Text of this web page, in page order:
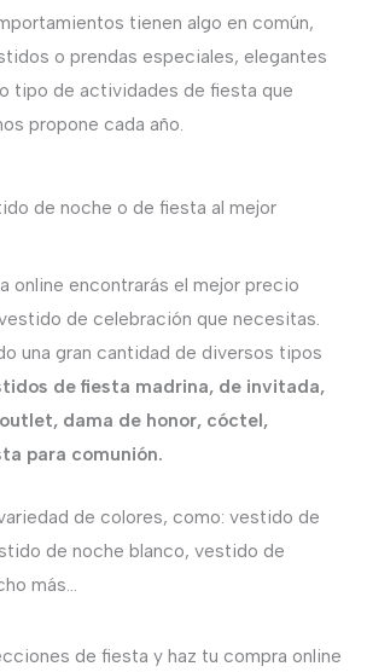
tienen algo en común,
o prendas especiales, elegantes
tipo de actividades de fiesta que
propone cada año.
de noche o de fiesta al mejor
online encontrarás el mejor precio
de celebración que necesitas.
una gran cantidad de diversos tipos
de fiesta madrina, de invitada,
dama de honor, cóctel,
para comunión.
de colores, como: vestido de
de noche blanco, vestido de
más…
de fiesta y haz tu compra online